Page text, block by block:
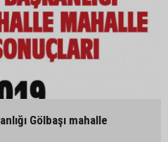
Gölbaşı mahalle